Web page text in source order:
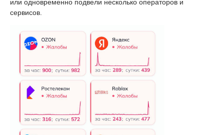
или одновременно подвели несколько операторов и
сервисов.